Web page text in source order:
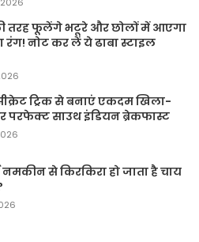
तरह फूलेंगे भटूरे और छोलों में आएगा
रंग! नोट कर लें ये ढाबा स्टाइल
ट्रिक से बनाएं एकदम खिला-
परफेक्ट साउथ इंडियन ब्रेकफास्ट
नमकीन से किरकिरा हो जाता है चाय